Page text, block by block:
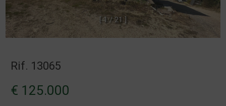
[ 1 / 21 ]
Rif. 13065
€ 125.000